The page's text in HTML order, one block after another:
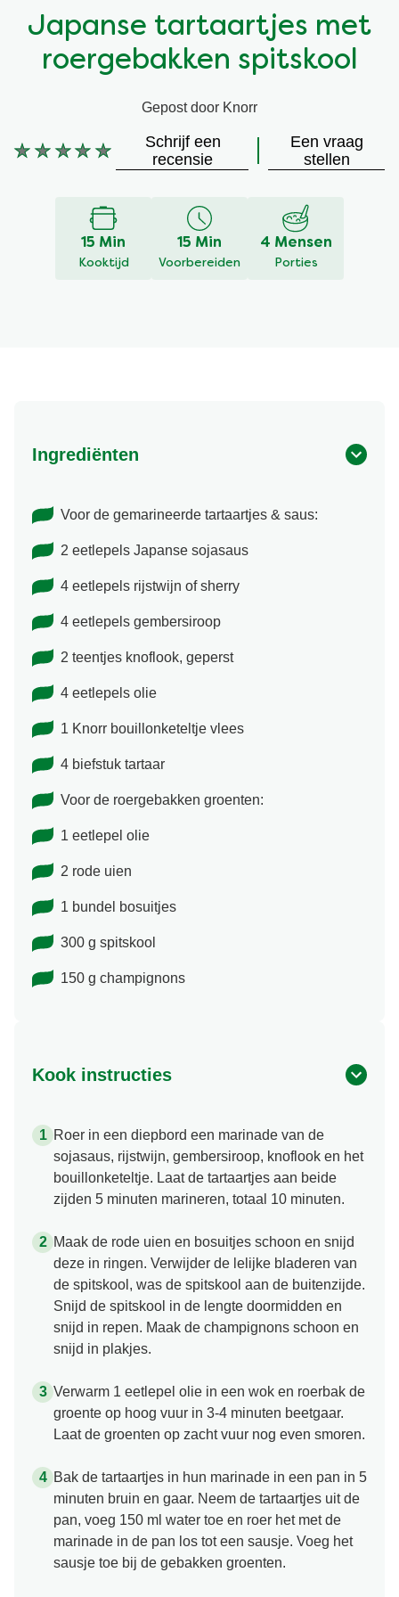
Vegetarisch
Kruiding
Japanse tartaartjes met
roergebakken spitskool
Gepost door Knorr
Geen
Schrijf een
recensie
Een vraag
stellen
15 Min
Kooktijd
15 Min
Voorbereiden
4 Mensen
Porties
Ingrediënten
Voor de gemarineerde tartaartjes & saus:
2 eetlepels Japanse sojasaus
4 eetlepels rijstwijn of sherry
4 eetlepels gembersiroop
2 teentjes knoflook, geperst
4 eetlepels olie
1 Knorr bouillonketeltje vlees
4 biefstuk tartaar
Voor de roergebakken groenten:
1 eetlepel olie
2 rode uien
1 bundel bosuitjes
300 g spitskool
150 g champignons
Kook instructies
Roer in een diepbord een marinade van de
sojasaus, rijstwijn, gembersiroop, knoflook en het
bouillonketeltje. Laat de tartaartjes aan beide
zijden 5 minuten marineren, totaal 10 minuten.
Maak de rode uien en bosuitjes schoon en snijd
deze in ringen. Verwijder de lelijke bladeren van
de spitskool, was de spitskool aan de buitenzijde.
Snijd de spitskool in de lengte doormidden en
snijd in repen. Maak de champignons schoon en
snijd in plakjes.
Verwarm 1 eetlepel olie in een wok en roerbak de
groente op hoog vuur in 3-4 minuten beetgaar.
Laat de groenten op zacht vuur nog even smoren.
Bak de tartaartjes in hun marinade in een pan in 5
minuten bruin en gaar. Neem de tartaartjes uit de
pan, voeg 150 ml water toe en roer het met de
marinade in de pan los tot een sausje. Voeg het
sausje toe bij de gebakken groenten.